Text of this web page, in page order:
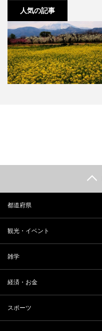
人気の記事
都道府県
観光・イベント
雑学
経済・お金
スポーツ